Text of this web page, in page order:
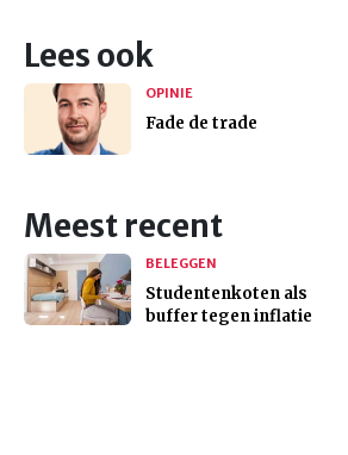
Lees ook
OPINIE
Fade de trade
Meest recent
BELEGGEN
Studentenkoten als
buffer tegen inflatie